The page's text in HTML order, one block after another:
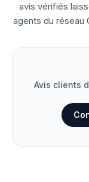
avis vérifiés
agents du réseau
Avis clients